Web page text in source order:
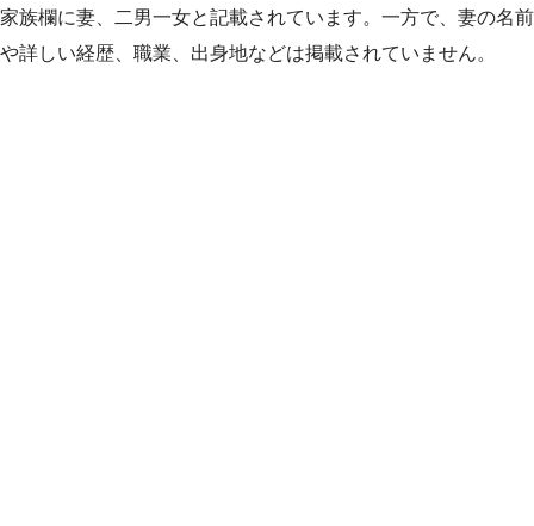
家族欄に妻、二男一女と記載されています。一方で、妻の名前
や詳しい経歴、職業、出身地などは掲載されていません。